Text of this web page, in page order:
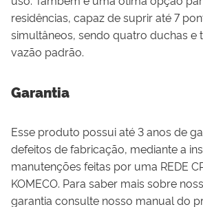
residências, capaz de suprir até 7
simultâneos, sendo quatro duchas e
vazão padrão.
Garantia
Esse produto possui até 3 anos de
defeitos de fabricação, mediante a
manutenções feitas por uma REDE
KOMECO. Para saber mais sobre
garantia consulte nosso manual do